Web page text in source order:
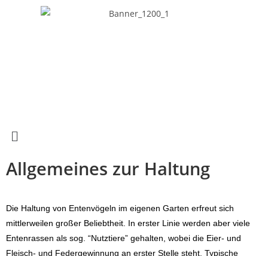
Allgemeines zur Haltung
Die Haltung von Entenvögeln im eigenen Garten erfreut sich
mittlerweilen großer Beliebtheit. In erster Linie werden aber viele
Entenrassen als sog. “Nutztiere” gehalten, wobei die Eier- und
Fleisch- und Federgewinnung an erster Stelle steht. Typische